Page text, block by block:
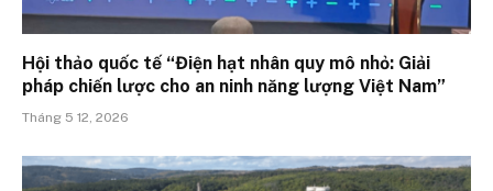
Hội thảo quốc tế “Điện hạt nhân quy mô nhỏ: Giải
pháp chiến lược cho an ninh năng lượng Việt Nam”
Tháng 5 12, 2026